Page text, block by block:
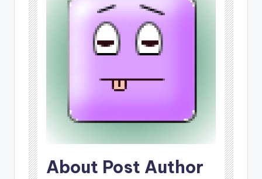
About Post Author